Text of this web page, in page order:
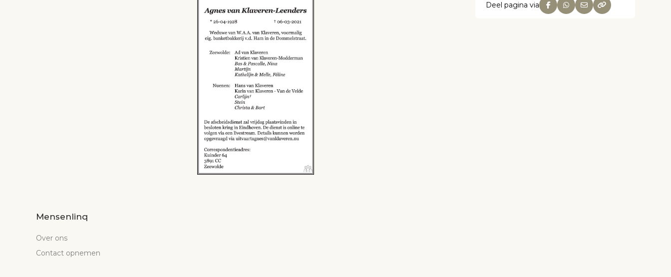
Deel pagina via
Mensenlinq
Over ons
Contact opnemen